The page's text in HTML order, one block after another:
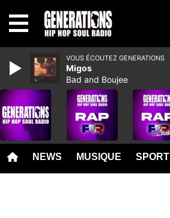
NEWS MUSIQUE SPORT
VOUS ÉCOUTEZ GENERATIONS
Migos
Bad and Boujee